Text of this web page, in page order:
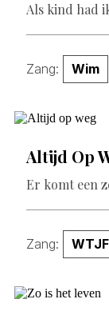
Als kind had
Zang: Wim
Altijd Op
Er komt een
Zang: WTJF